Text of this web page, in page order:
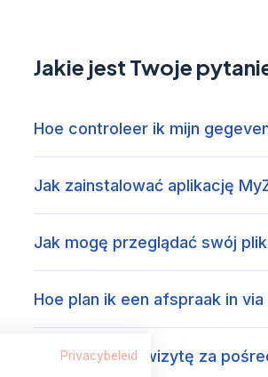
Jakie jest Twoje
Hoe controleer ik mijn
Jak zainstalować aplikację
Jak mogę przeglądać swój
Hoe plan ik een afspraak in via
Jak przenieść wizytę za
Privacybeleid